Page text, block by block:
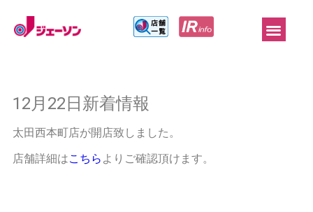
12月22日新着情報
太田西本町店が開店致しました。
店舗詳細はこちら よりご確認頂けます。